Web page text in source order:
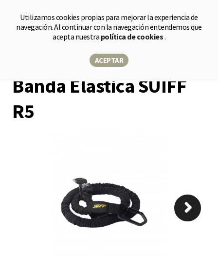
Utilizamos cookies propias para mejorar la experiencia de
navegación. Al continuar con la navegación entendemos que
acepta nuestra política de cookies.
ACEPTAR
Tienda
Banda Elástica SUIFF
R5